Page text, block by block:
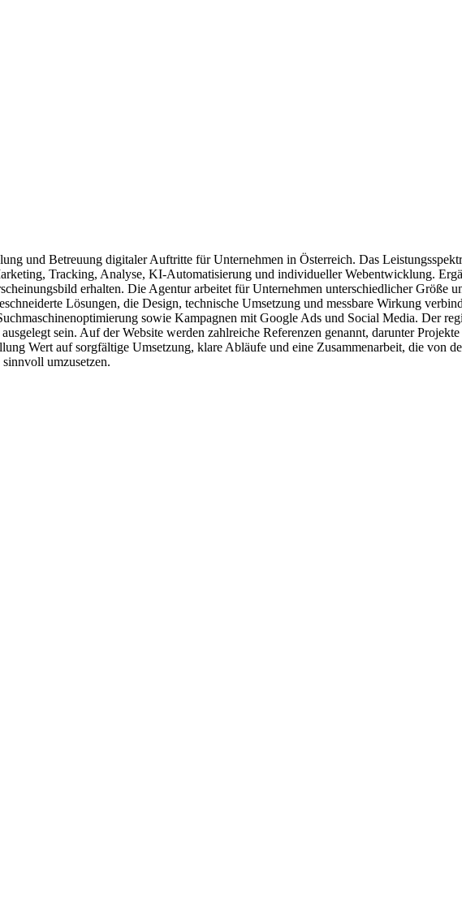
und Betreuung digitaler Auftritte für Unternehmen in Österreich. Das
Tracking, Analyse, KI-Automatisierung und individueller Webentwicklung.
erhalten. Die Agentur arbeitet für Unternehmen unterschiedlicher Größe
Lösungen, die Design, technische Umsetzung und messbare Wirkung
sowie Kampagnen mit Google Ads und Social Media. Der
sein. Auf der Website werden zahlreiche Referenzen genannt, darunter
Wert auf sorgfältige Umsetzung, klare Abläufe und eine Zusammenarbeit, die von
umzusetzen.